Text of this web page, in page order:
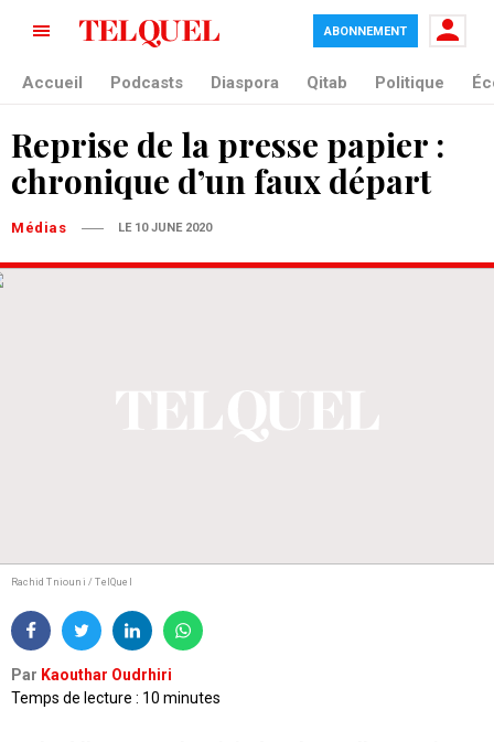
ABONNEMENT
Accueil Podcasts Diaspora Qitab Politique
Reprise de la presse papier :
chronique d’un faux départ
Médias LE 10 JUNE 2020
Rachid Tniouni / TelQuel
Par Kaouthar Oudrhiri
Temps de lecture : 10 minutes